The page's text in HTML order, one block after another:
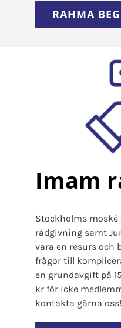
RAHMA
Imam
Stockholms
rådgivning samt
vara en resurs och
frågor till
en grundavgift på
kr för icke
kontakta gärna oss!